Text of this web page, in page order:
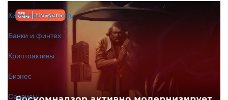
Киберпреступность
Банки и финтех
Криптоактивы
Бизнес
Сервисы